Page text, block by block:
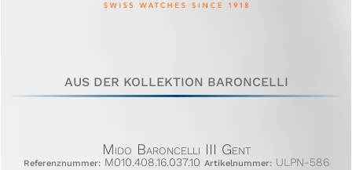
AUS DER KOLLEKTION BARONCELLI
Mido Baroncelli III Gent
Referenznummer: M010.408.16.037.10 Artikelnummer:ULPN-586